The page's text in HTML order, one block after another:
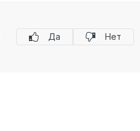
Да Нет